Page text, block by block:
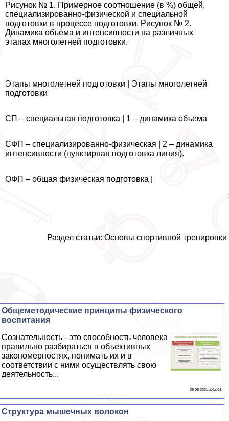
Рисунок № 1. Примерное соотношение (в %) общей,
специализированно-физической и специальной
подготовки в процессе подготовки. Рисунок № 2.
Динамика объёма и интенсивности на различных
этапах многолетней подготовки.
Этапы многолетней подготовки | Этапы многолетней
подготовки
СП – специальная подготовка | 1 – динамика объема
СФП – специализированно-физическая | 2 – динамика
интенсивности (пунктирная подготовка линия).
ОФП – общая физическая подготовка |
Раздел статьи: Основы спортивной тренировки
Общеметодические принципы физического
воспитания
Сознательность - это способность человека
правильно разбираться в объективных
закономерностях, понимать их и в
соответствии с ними осуществлять свою
деятельность...
08 08 2026 8:42:41
Структура мышечных волокон